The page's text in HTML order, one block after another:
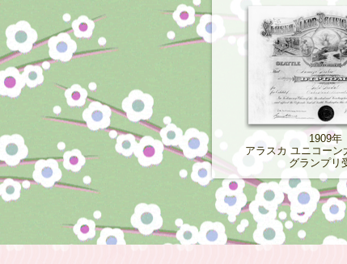
1909年
アラスカ ユニコーン
グランプリ